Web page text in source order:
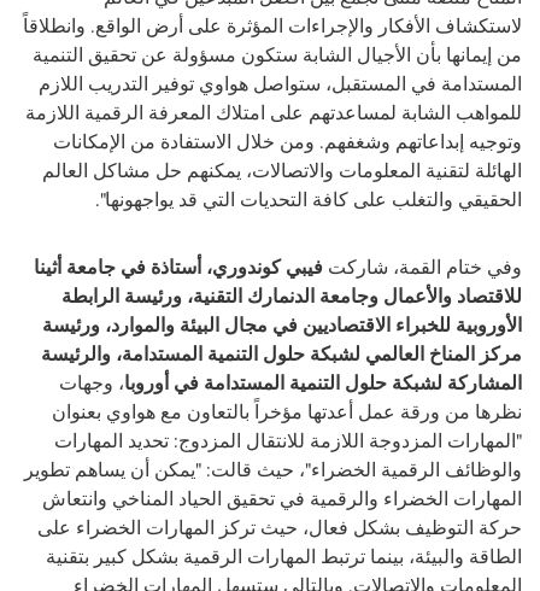
لاستكشاف الأفكار والإجراءات المؤثرة على أرض الواقع. وانطلاقاً
من إيمانها بأن الأجيال الشابة ستكون مسؤولة عن تحقيق التنمية
المستدامة في المستقبل، ستواصل هواوي توفير التدريب اللازم
للمواهب الشابة لمساعدتهم على امتلاك المعرفة الرقمية اللازمة
وتوجيه إبداعاتهم وشغفهم. ومن خلال الاستفادة من الإمكانات
الهائلة لتقنية المعلومات والاتصالات، يمكنهم حل مشاكل العالم
الحقيقي والتغلب على كافة التحديات التي قد يواجهونها."
وفي ختام القمة، شاركت فيبي كوندوري، أستاذة في جامعة أثينا
للاقتصاد والأعمال وجامعة الدنمارك التقنية، ورئيسة الرابطة
الأوروبية للخبراء الاقتصاديين في مجال البيئة والموارد، ورئيسة
مركز المناخ العالمي لشبكة حلول التنمية المستدامة، والرئيسة
المشاركة لشبكة حلول التنمية المستدامة في أوروبا، وجهات
نظرها من ورقة عمل أعدتها مؤخراً بالتعاون مع هواوي بعنوان
"المهارات المزدوجة اللازمة للانتقال المزدوج: تحديد المهارات
والوظائف الرقمية الخضراء"، حيث قالت: "يمكن أن يساهم تطوير
المهارات الخضراء والرقمية في تحقيق الحياد المناخي وانتعاش
حركة التوظيف بشكل فعال، حيث تركز المهارات الخضراء على
الطاقة والبيئة، بينما ترتبط المهارات الرقمية بشكل كبير بتقنية
المعلومات والاتصالات. وبالتالي ستسهل المهارات الخضراء